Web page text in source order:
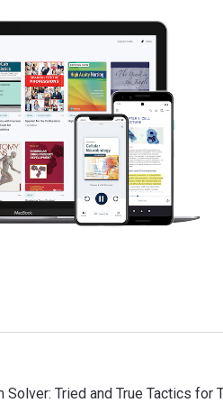
Solver: Tried and True Tactics